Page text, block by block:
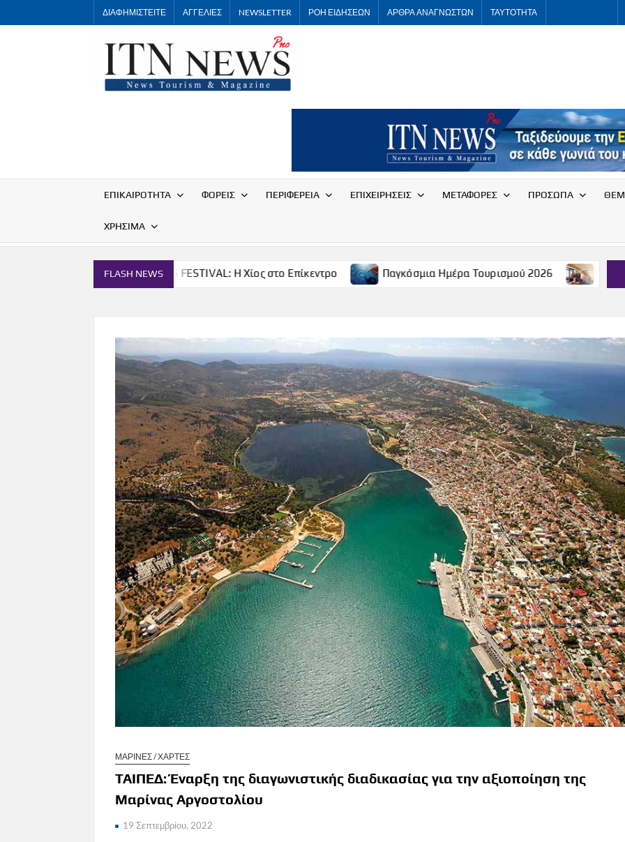
to
ΔΙΑΦΗΜΙΣΤΕΙΤΕ ΑΓΓΕΛΙΕΣ NEWSLETTER ΡΟΗ ΕΙΔΗΣΕΩΝ ΑΡΘΡΑ ΑΝΑΓΝΩΣΤΩΝ ΤΑΥΤΟΤΗΤΑ
News
ΕΠΙΚΑΙΡΟΤΗΤΑ ΦΟΡΕΙΣ ΠΕΡΙΦΕΡΕΙΑ ΕΠΙΧΕΙΡΗΣΕΙΣ ΜΕΤΑΦΟΡΕΣ ΠΡΟΣΩΠΑ
ΧΡΗΣΙΜΑ
FLASH NEWS
THE CHIOS FESTIVAL: Η Χίος στο Επίκεντρο Παγκόσμια Ημέρα Τουρισμού 2026 Συνάντηση του
ΜΑΡΙΝΕΣ / ΧΑΡΤΕΣ
ΤΑΙΠΕΔ: Έναρξη της διαγωνιστικής διαδικασίας για την αξιοποίηση της
Μαρίνας Αργοστολίου
19 Σεπτεμβρίου, 2022